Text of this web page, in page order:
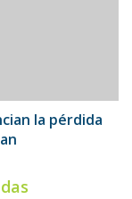
la pérdida